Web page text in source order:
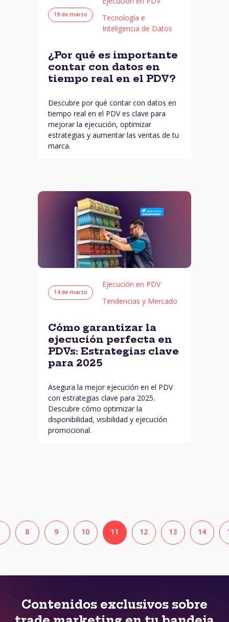
19 de marzo
Tecnología e
Inteligencia de Datos
¿Por qué es importante
contar con datos en
tiempo real en el PDV?
Descubre por qué contar con datos en
tiempo real en el PDV es clave para
mejorar la ejecución, optimizar
estrategias y aumentar las ventas de tu
marca.
14 de marzo
Ejecución en PDV
Tendencias y Mercado
Cómo garantizar la
ejecución perfecta en
PDVs: Estrategias clave
para 2025
Asegura la mejor ejecución en el PDV
con estrategias clave para 2025.
Descubre cómo optimizar la
disponibilidad, visibilidad y ejecución
promocional.
8 9 10 11 12 13 14
Contenidos exclusivos sobre